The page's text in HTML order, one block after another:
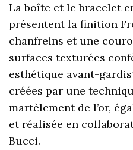
La boîte et le bracelet
présentent la finition
chanfreins et une
surfaces texturées
esthétique avant-
créées par une
martèlement de l’or,
et réalisée en
Bucci.